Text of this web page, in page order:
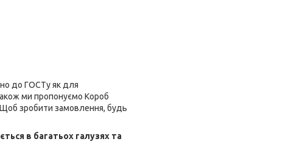
до ГОСТу як для
ми пропонуємо Короб
Щоб зробити замовлення, будь
в багатьох галузях та